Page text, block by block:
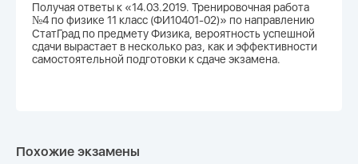
Получая ответы к «14.03.2019. Тренировочная работа
№4 по физике 11 класс (ФИ10401-02)» по направлению
СтатГрад по предмету Физика, вероятность успешной
сдачи вырастает в несколько раз, как и эффективности
самостоятельной подготовки к сдаче экзамена.
Похожие экзамены